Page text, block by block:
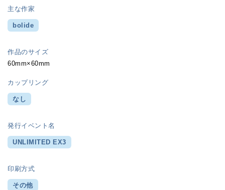
主な作家
bolide
作品のサイズ
60mm×60mm
カップリング
なし
発行イベント名
UNLIMITED EX3
印刷方式
その他